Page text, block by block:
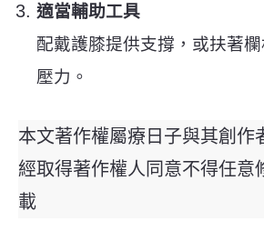
適當輔助工具
配戴護膝提供支撐，或扶著
壓力。
本文著作權屬療日子與其創作
經取得著作權人同意不得任意
載